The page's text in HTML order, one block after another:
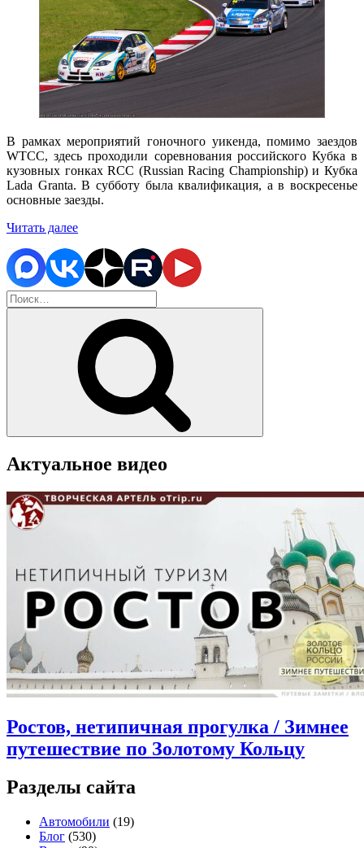
В рамках мероприятий гоночного уикенда, помимо заездов
WTCC, здесь проходили соревнования российского Кубка в
кузовных гонках RCC (Russian Racing Championship) и Кубка
Lada Granta. В субботу была квалификация, а в воскресенье
основные заезды.
Читать далее«Российский
WTCC
на
Moscow
Искать:
Актуальное видео
Ростов, нетипичная прогулка / Зимнее
путешествие по Золотому Кольцу
Разделы сайта
Автомобили (19)
Блог (530)